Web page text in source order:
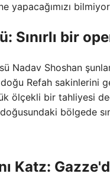
yapacağımızı
Sınırlı bir
Nadav Shoshan
Refah sakinlerini
ölçekli bir tahliyesi
bölgede
Katz: